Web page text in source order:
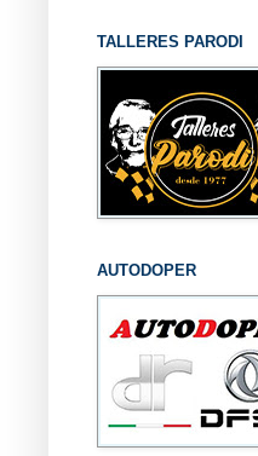
TALLERES PARODI
AUTODOPER